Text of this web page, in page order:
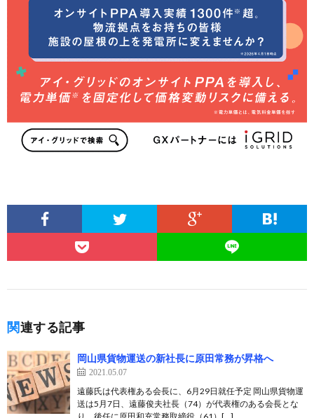
関連する記事
岡山県貨物運送の新社長に原田常務が昇格へ
2021.05.07
遠藤氏は代表権ある会長に、6月29日就任予定 岡山県貨物運
送は5月7日、遠藤俊夫社長（74）が代表権のある会長とな